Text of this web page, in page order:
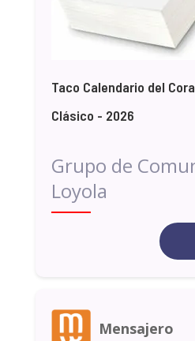
Taco Calendario del
Clásico - 2026
Grupo de
Loyola
Mensajero